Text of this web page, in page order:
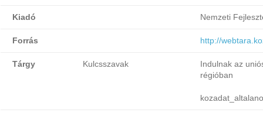
Kiadó Nemzeti
Forrás http://
Tárgy Kulcsszavak
Indulnak az
régióban